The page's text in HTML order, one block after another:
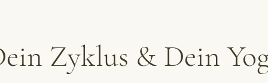
Zyklus & Dein